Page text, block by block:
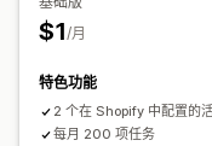
$1/月
特色功能
2 个在 Shopify 中配置的
每月 200 项任务